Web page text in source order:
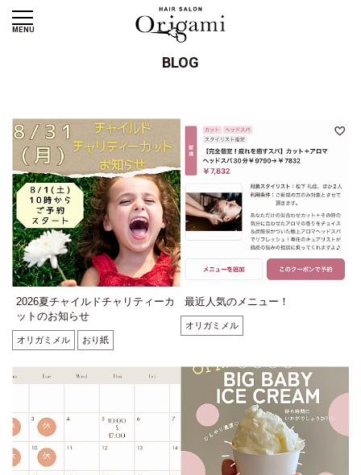
MENU
BLOG
2026夏チャイルドチャリティーカ
ットのお知らせ
オリガミメル おり紙
最近人気のメニュー！
オリガミメル